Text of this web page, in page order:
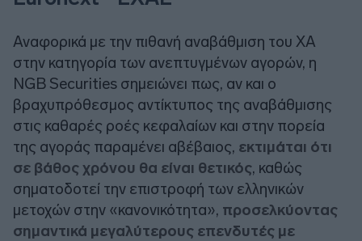
Αναφορικά με την πιθανή αναβάθμιση του ΧΑ
στην κατηγορία των ανεπτυγμένων αγορών, η
NGB Securities σημειώνει πως, αν και ο
βραχυπρόθεσμος αντίκτυπος της αναβάθμισης
στις καθαρές ροές κεφαλαίων και στην πορεία
της αγοράς παραμένει αβέβαιος, εκτιμάται ότι
σε βάθος χρόνου θα είναι θετικός, καθώς
σηματοδοτεί την επιστροφή των ελληνικών
μετοχών στην «κανονικότητα», προσελκύοντας
σημαντικά μεγαλύτερους επενδυτές με